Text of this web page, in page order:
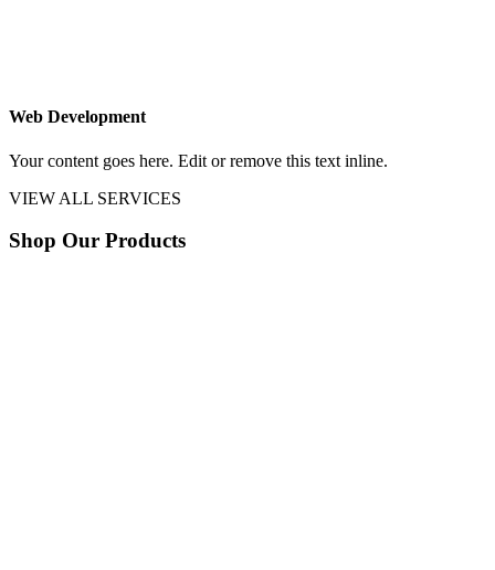
Web Development
Your content goes here. Edit or remove this text inline.
VIEW ALL SERVICES
Shop Our Products